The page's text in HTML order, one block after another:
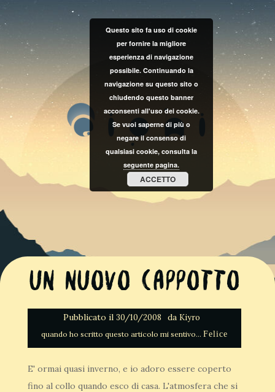
Un nuovo cappotto
Pubblicato il 30/10/2008 da Kiyro
Felice
E' ormai quasi inverno, e io adoro essere coperto
fino al collo quando esco di casa. L'atmosfera che si
Questo sito fa uso di cookie
per fornire la migliore
esperienza di navigazione
possibile. Continuando la
navigazione su questo sito o
chiudendo questo banner
acconsenti all'uso dei cookie.
Se vuoi saperne di più o
negare il consenso di
qualsiasi cookie, consulta la
seguente pagina.
ACCETTO